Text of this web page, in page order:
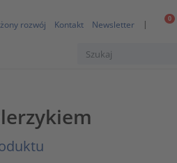
0
rozwój Kontakt Newsletter